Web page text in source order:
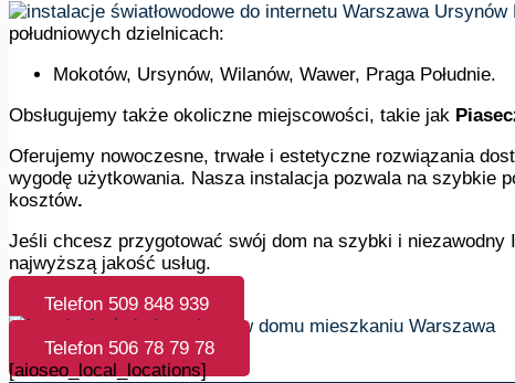
południowych dzielnicach:
Mokotów, Ursynów, Wilanów, Wawer, Praga Południe.
Obsługujemy także okoliczne miejscowości, takie jak
Oferujemy nowoczesne, trwałe i estetyczne rozwiązania
wygodę użytkowania. Nasza instalacja pozwala na szybkie
kosztów.
Jeśli chcesz przygotować swój dom na szybki i niezawodny
najwyższą jakość usług.
Telefon 509 848 939
Telefon 506 78 79 78
[aioseo_local_locations]